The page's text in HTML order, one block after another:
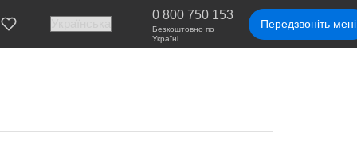
0 800 750 153
Безкоштовно по
Україні
Передзвоніть мені